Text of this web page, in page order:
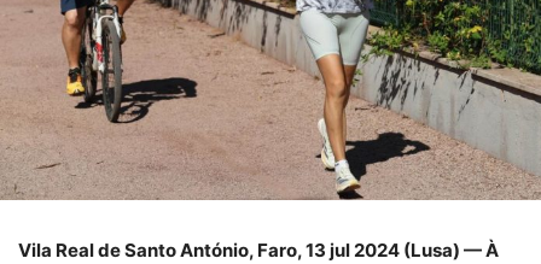
Vila Real de Santo António, Faro, 13 jul 2024 (Lusa) — À